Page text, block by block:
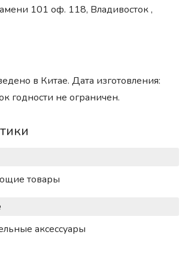
101 оф. 118, Владивосток ,
в Китае. Дата изготовления:
годности не ограничен.
товары
аксессуары